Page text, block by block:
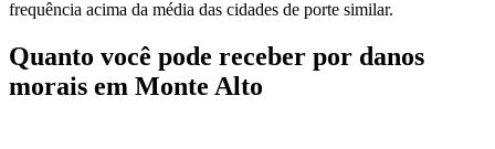
frequência acima da média das cidades de porte similar.
Quanto você pode receber por danos
morais em Monte Alto